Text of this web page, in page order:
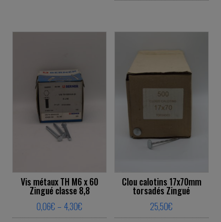
Vis métaux TH M6 x 60
Zingué classe 8,8
0,06€ – 4,30€ Price range: 0,06€ through 4,30€
Clou calotins 17x70mm
torsadés Zingué
25,50€